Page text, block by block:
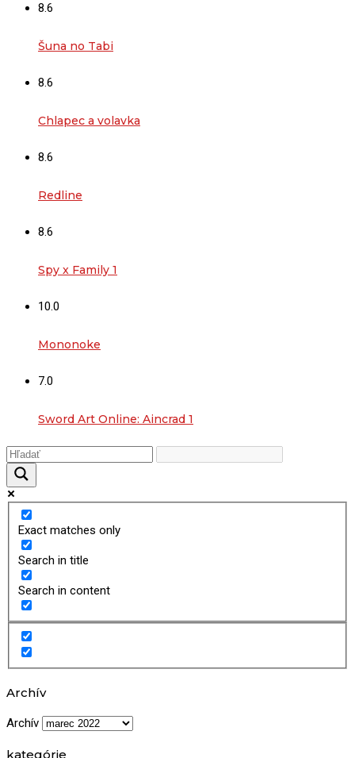
8.6
Šuna no Tabi
8.6
Chlapec a volavka
8.6
Redline
8.6
Spy x Family 1
10.0
Mononoke
7.0
Sword Art Online: Aincrad 1
Exact matches only
Search in title
Search in content
Archív
Archív
kategórie